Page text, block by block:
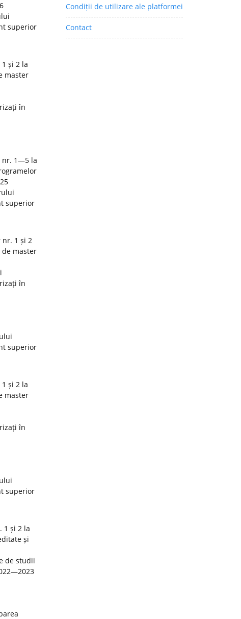
superior
și 2 la
master
în
nr. 1—5 la
superior
nr. 1 și 2
master
în
superior
și 2 la
master
în
superior
1 și 2 la
și
de studii
Condiții de utilizare ale platformei
Contact